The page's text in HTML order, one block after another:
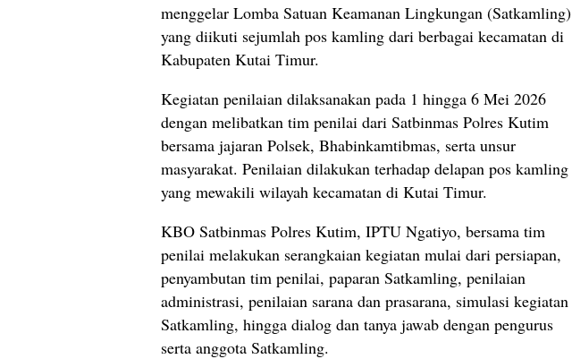
menggelar Lomba Satuan Keamanan Lingkungan (Satkamling)
yang diikuti sejumlah pos kamling dari berbagai kecamatan di
Kabupaten Kutai Timur.
Kegiatan penilaian dilaksanakan pada 1 hingga 6 Mei 2026
dengan melibatkan tim penilai dari Satbinmas Polres Kutim
bersama jajaran Polsek, Bhabinkamtibmas, serta unsur
masyarakat. Penilaian dilakukan terhadap delapan pos kamling
yang mewakili wilayah kecamatan di Kutai Timur.
KBO Satbinmas Polres Kutim, IPTU Ngatiyo, bersama tim
penilai melakukan serangkaian kegiatan mulai dari persiapan,
penyambutan tim penilai, paparan Satkamling, penilaian
administrasi, penilaian sarana dan prasarana, simulasi kegiatan
Satkamling, hingga dialog dan tanya jawab dengan pengurus
serta anggota Satkamling.